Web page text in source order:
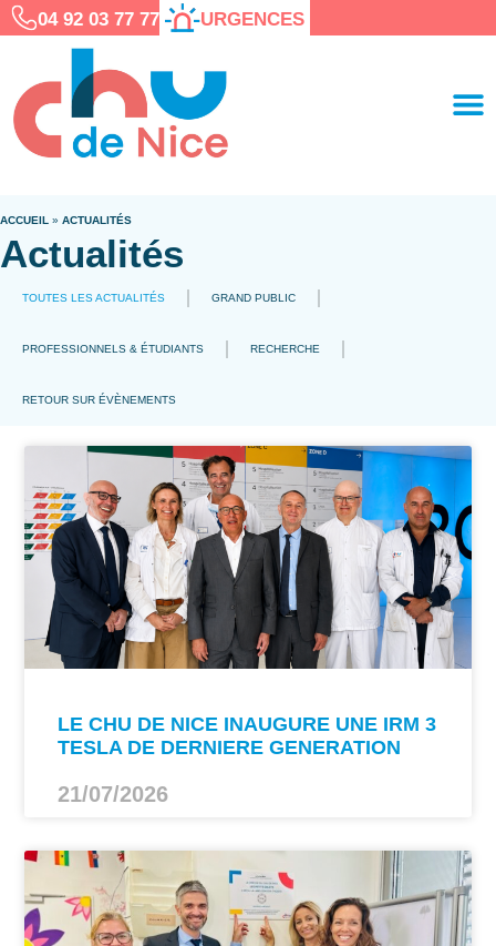
04 92 03 77 77 URGENCES
ACCUEIL » ACTUALITÉS
Actualités
TOUTES LES ACTUALITÉS GRAND PUBLIC
PROFESSIONNELS & ÉTUDIANTS RECHERCHE
RETOUR SUR ÉVÈNEMENTS
LE CHU DE NICE INAUGURE UNE IRM 3
TESLA DE DERNIERE GENERATION
21/07/2026